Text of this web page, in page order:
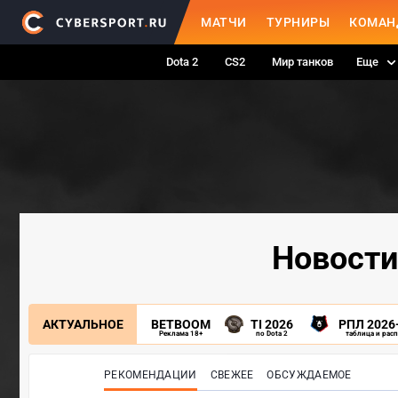
МАТЧИ ТУРНИРЫ
Dota 2 CS2 Мир танков Еще
АКТУАЛЬНОЕ BETBOOM
Реклама 18+
TI 2026
по Dota 2
РПЛ
таблица и
РЕКОМЕНДАЦИИ СВЕЖЕЕ ОБСУЖДАЕМОЕ